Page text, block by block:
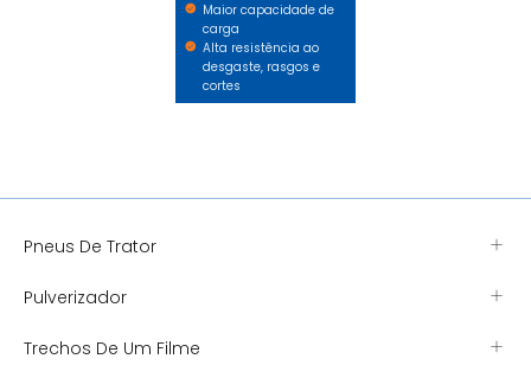
Maior capacidade de
carga
Alta resistência ao
desgaste, rasgos e
cortes
Pneus De Trator
Pulverizador
Trechos De Um Filme